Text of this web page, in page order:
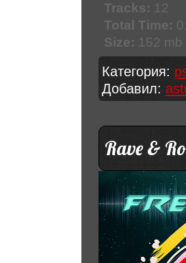
Tracks: 12
Total Time:
Size: 152 mb
Категория:
Добавил:
Rave &